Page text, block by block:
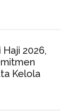
Haji 2026,
Kelola